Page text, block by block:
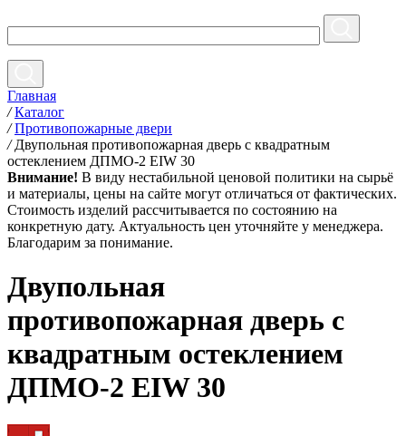
Главная
/ Каталог
/ Противопожарные двери
/ Двупольная противопожарная дверь с квадратным
остеклением ДПМО-2 EIW 30
Внимание! В виду нестабильной ценовой политики на сырьё
и материалы, цены на сайте могут отличаться от фактических.
Стоимость изделий рассчитывается по состоянию на
конкретную дату. Актуальность цен уточняйте у менеджера.
Благодарим за понимание.
Двупольная
противопожарная дверь с
квадратным остеклением
ДПМО-2 EIW 30